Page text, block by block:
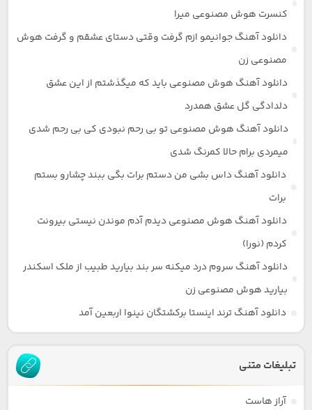
کنسرت هوش مصنوعی میرا
دانلود آهنگ جوانیمو ازم گرفت وقتی دستای عشقم و گرفت هوش
مصنوعی زن
دانلود آهنگ هوش مصنوعی باید که میگذشتم از این عشق
دلدادگی گل عشق همدرد
دانلود آهنگ هوش مصنوعی تو بی رحم نبودی کی بی رحم شدی
میمردی برام حالا کمرنگ شدی
دانلود آهنگ داس بشی من دستم برات بگی ببند چشارو بستم
برات
دانلود آهنگ هوش مصنوعی دیدم آدم موندن نیستی بیرونت
کردم (نورا)
دانلود آهنگ سروم درد میکنه سر بند بیارید طبیب از ملک اسکندر
بیارید هوش مصنوعی زن
دانلود آهنگ ترند اینستا برکشتگان نینوا اربعین آمد
تبلیغات متنی
آراز هاست